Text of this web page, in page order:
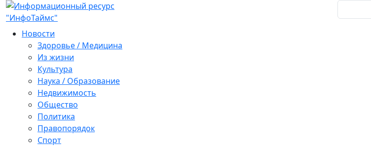
Новости
Здоровье / Медицина
Из жизни
Культура
Наука / Образование
Недвижимость
Общество
Политика
Правопорядок
Спорт